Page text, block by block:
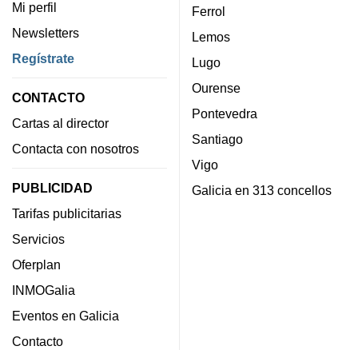
Mi perfil
Newsletters
Regístrate
CONTACTO
Cartas al director
Contacta con nosotros
PUBLICIDAD
Tarifas publicitarias
Servicios
Oferplan
INMOGalia
Eventos en Galicia
Contacto
Ferrol
Lemos
Lugo
Ourense
Pontevedra
Santiago
Vigo
Galicia en 313 concellos